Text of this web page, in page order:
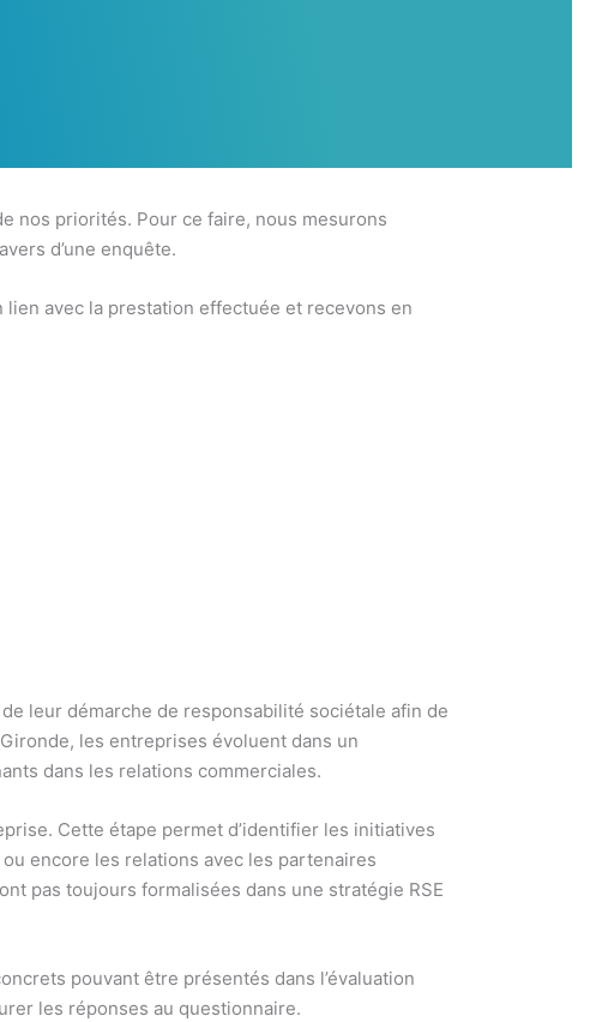
nos priorités. Pour ce faire, nous mesurons
d’une enquête.
avec la prestation effectuée et recevons en
leur démarche de responsabilité sociétale afin de
les entreprises évoluent dans un
dans les relations commerciales.
Cette étape permet d’identifier les initiatives
encore les relations avec les partenaires
pas toujours formalisées dans une stratégie RSE
pouvant être présentés dans l’évaluation
les réponses au questionnaire.